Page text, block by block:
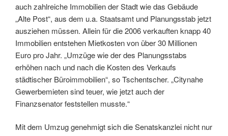
auch zahlreiche Immobilien der Stadt wie das Gebäude
„Alte Post“, aus dem u.a. Staatsamt und Planungsstab jetzt
ausziehen müssen. Allein für die 2006 verkauften knapp 40
Immobilien entstehen Mietkosten von über 30 Millionen
Euro pro Jahr. „Umzüge wie der des Planungsstabs
erhöhen nach und nach die Kosten des Verkaufs
städtischer Büroimmobilien“, so Tschentscher. „Citynahe
Gewerbemieten sind teuer, wie jetzt auch der
Finanzsenator feststellen musste.“
Mit dem Umzug genehmigt sich die Senatskanzlei nicht nur